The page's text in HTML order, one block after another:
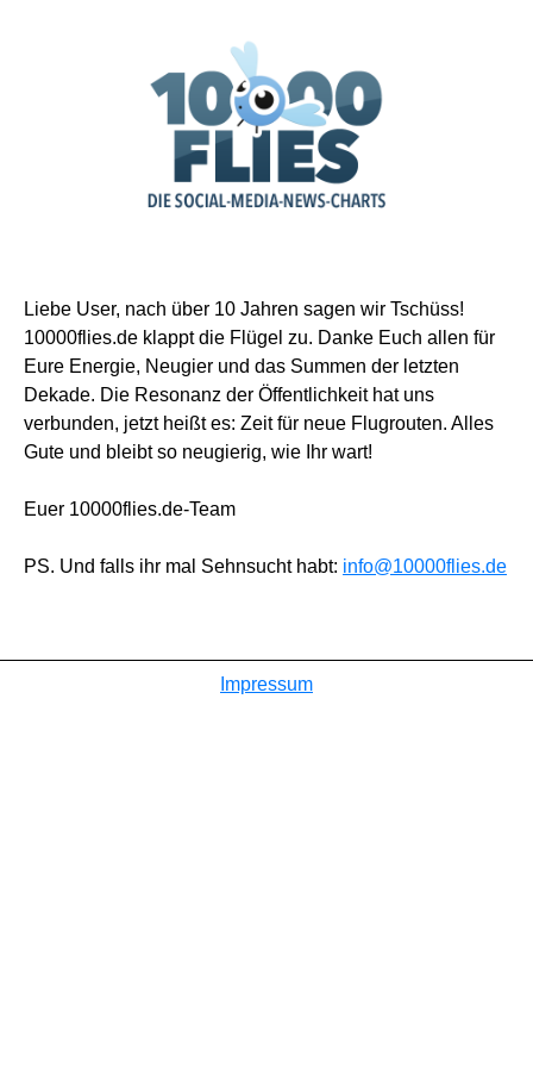
Liebe User, nach über 10 Jahren sagen wir Tschüss!
10000flies.de klappt die Flügel zu. Danke Euch allen für
Eure Energie, Neugier und das Summen der letzten
Dekade. Die Resonanz der Öffentlichkeit hat uns
verbunden, jetzt heißt es: Zeit für neue Flugrouten. Alles
Gute und bleibt so neugierig, wie Ihr wart!
Euer 10000flies.de-Team
PS. Und falls ihr mal Sehnsucht habt: info@10000flies.de
Impressum